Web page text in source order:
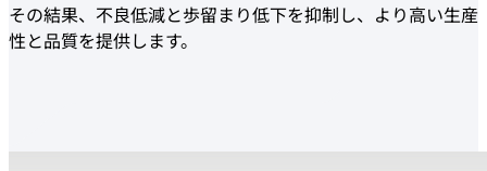
その結果、不良低減と歩留まり低下を抑制し、より高い生産
性と品質を提供します。